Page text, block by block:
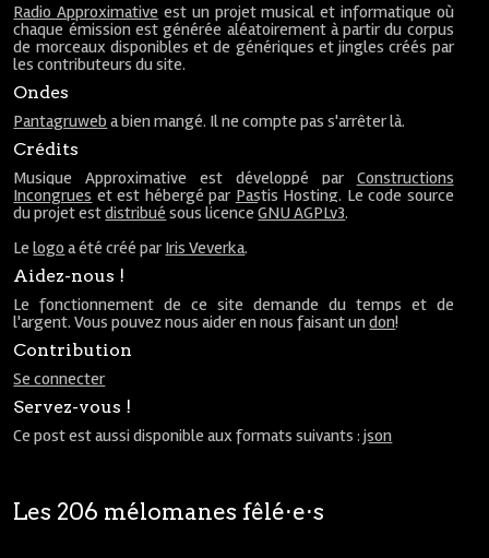
Radio Approximative est un projet musical et informatique où
chaque émission est générée aléatoirement à partir du corpus
de morceaux disponibles et de génériques et jingles créés par
les contributeurs du site.
Ondes
Pantagruweb a bien mangé. Il ne compte pas s'arrêter là.
Crédits
Musique Approximative est développé par Constructions
Incongrues et est hébergé par Pastis Hosting. Le code source
du projet estdistribué sous licenceGNU AGPLv3.
Lelogo a été créé par Iris Veverka.
Aidez-nous !
Le fonctionnement de ce site demande du temps et de
l'argent. Vous pouvez nous aider en nous faisant undon!
Contribution
Se connecter
Servez-vous !
Ce post est aussi disponible aux formats suivants :json
Les 206 mélomanes fêlé⋅e⋅s